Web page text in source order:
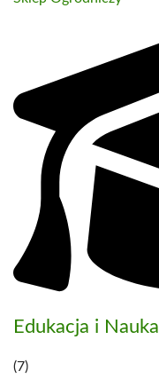
Edukacja i Nauka
(7)